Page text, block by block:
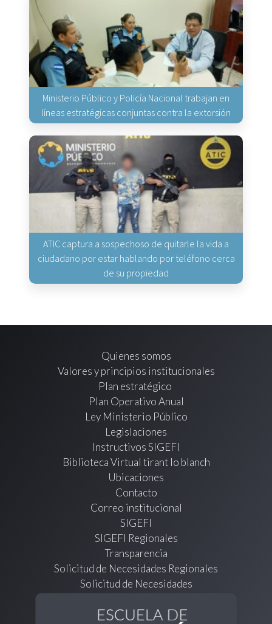
Ministerio Público y Policía Nacional trabajan en
líneas estratégicas conjuntas contra la extorsión
ATIC captura a sospechoso de quitarle la vida a
ciudadano por estar hablando por teléfono cerca
de su propiedad
Quienes somos
Valores y principios institucionales
Plan estratégico
Plan Operativo Anual
Ley Ministerio Público
Legislaciones
Instructivos SIGEFI
Biblioteca Virtual tirant lo blanch
Ubicaciones
Contacto
Correo institucional
SIGEFI
SIGEFI Regionales
Transparencia
Solicitud de Necesidades Regionales
Solicitud de Necesidades